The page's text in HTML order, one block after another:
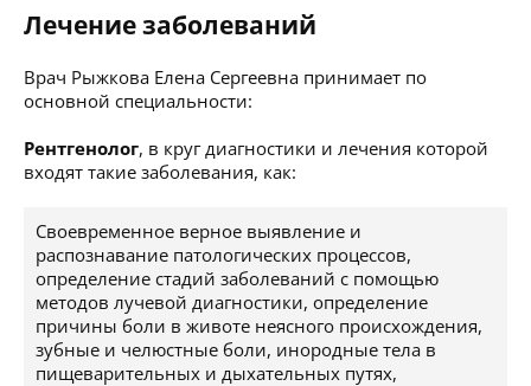
Лечение заболеваний
Врач Рыжкова Елена Сергеевна принимает по
основной специальности:
Рентгенолог, в круг диагностики и лечения которой
входят такие заболевания, как:
Своевременное верное выявление и
распознавание патологических процессов,
определение стадий заболеваний с помощью
методов лучевой диагностики, определение
причины боли в животе неясного происхождения,
зубные и челюстные боли, инородные тела в
пищеварительных и дыхательных путях,